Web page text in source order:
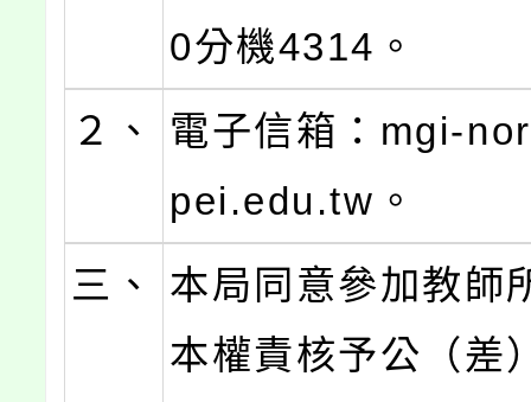
0分機4314。
２、
電子信箱：mgi-
pei.edu.tw。
三、
本局同意參加教師
本權責核予公（差